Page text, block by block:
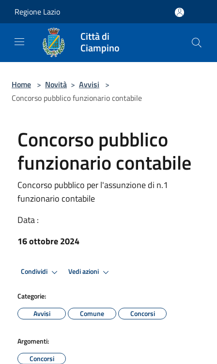
Regione Lazio
Città di
Ciampino
Home > Novità > Avvisi >
Concorso pubblico funzionario contabile
Concorso pubblico
funzionario contabile
Concorso pubblico per l'assunzione di n.1
funzionario contabile
Data :
16 ottobre 2024
Condividi Vedi azioni
Categorie:
Avvisi
Comune Concorsi
Argomenti:
Concorsi